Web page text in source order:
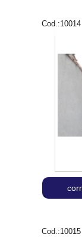
Cod.:10014
Cod.:10015